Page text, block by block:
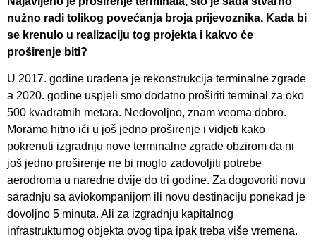
nužno radi tolikog povećanja broja prijevoznika. Kada bi
se krenulo u realizaciju tog projekta i kakvo će
proširenje biti?
U 2017. godine urađena je rekonstrukcija terminalne zgrade
a 2020. godine uspjeli smo dodatno proširiti terminal za oko
500 kvadratnih metara. Nedovoljno, znam veoma dobro.
Moramo hitno ići u još jedno proširenje i vidjeti kako
pokrenuti izgradnju nove terminalne zgrade obzirom da ni
još jedno proširenje ne bi moglo zadovoljiti potrebe
aerodroma u naredne dvije do tri godine. Za dogovoriti novu
saradnju sa aviokompanijom ili novu destinaciju ponekad je
dovoljno 5 minuta. Ali za izgradnju kapitalnog
infrastrukturnog objekta ovog tipa ipak treba više vremena.